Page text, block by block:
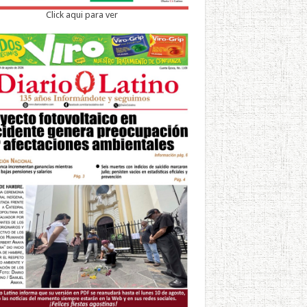
Click aqui para ver